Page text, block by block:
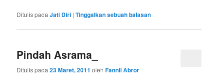
Ditulis pada Jati Diri |Tinggalkan sebuah balasan
Pindah Asrama_
Ditulis pada23 Maret, 2011 olehFannil Abror